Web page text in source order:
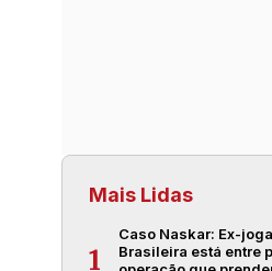
Mais Lidas
1
Caso Naskar: Ex-
Brasileira está entre